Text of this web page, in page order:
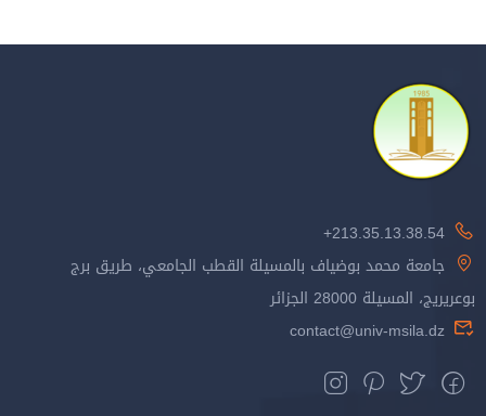
213.35.13.38.54+
جامعة محمد بوضياف بالمسيلة القطب الجامعي، طريق برج
بوعريريج، المسيلة 28000 الجزائر
contact@univ-msila.dz